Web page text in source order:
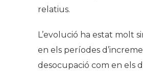
relatius.
L’evolució ha estat molt
en els períodes
desocupació com en els